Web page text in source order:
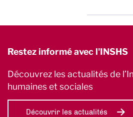
Restez informé avec l'INSHS
Découvrez les actualités de
humaines et sociales
Découvrir les actualités